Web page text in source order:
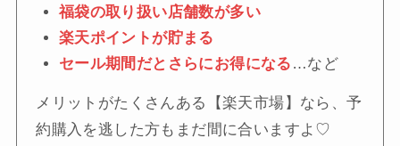
福袋の取り扱い店舗数が多い
楽天ポイントが貯まる
セール期間だとさらにお得になる …など
メリットがたくさんある【楽天市場】なら、予
約購入を逃した方もまだ間に合いますよ♡